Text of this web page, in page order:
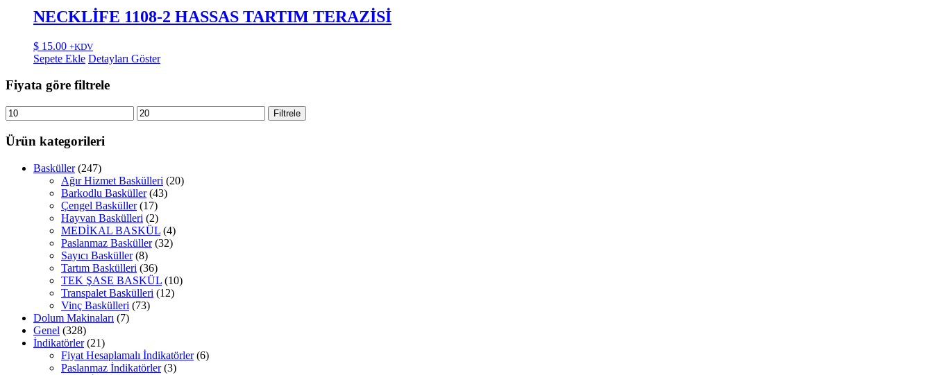
NECKLİFE 1108-2 HASSAS TARTIM TERAZİSİ
$ 15.00 +KDV
Sepete Ekle Detayları Göster
Fiyata göre filtrele
En
düşük
fiyat
En
yüksek
Filtrele
Ürün kategorileri
Basküller (247)
Ağır Hizmet Baskülleri (20)
Barkodlu Basküller (43)
Çengel Basküller (17)
Hayvan Baskülleri (2)
MEDİKAL BASKÜL (4)
Paslanmaz Basküller (32)
Sayıcı Basküller (8)
Tartım Baskülleri (36)
TEK ŞASE BASKÜL (10)
Transpalet Baskülleri (12)
Vinç Baskülleri (73)
Dolum Makinaları (7)
Genel (328)
İndikatörler (21)
Fiyat Hesaplamalı İndikatörler (6)
Paslanmaz İndikatörler (3)